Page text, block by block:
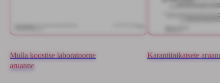
Mulla koostise laboratoorne
aruanne
Karantiinikatsete